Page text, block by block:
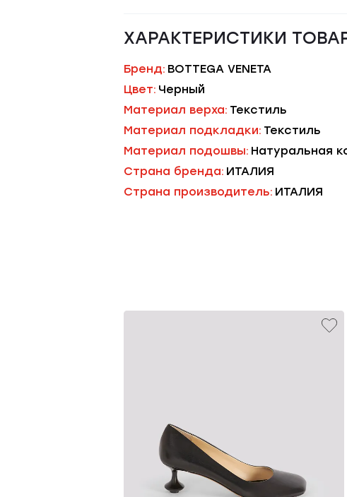
ХАРАКТЕРИСТИКИ
Бренд: BOTTEGA VENETA
Цвет: Черный
Материал верха: Текстиль
Материал подкладки: Текстиль
Материал подошвы: Натуральная
Страна бренда: ИТАЛИЯ
Страна производитель: ИТАЛИЯ